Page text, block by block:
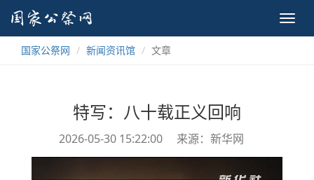
国家公祭网
新闻资讯馆 文章
特写：八十载正义回响
2026-05-30 15:22:00 来源：新华网